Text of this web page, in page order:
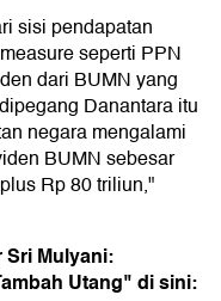
sisi pendapatan
seperti PPN
dari BUMN yang
Danantara itu
negara mengalami
BUMN sebesar
Rp 80 triliun,"
Mulyani:
Utang" di sini: